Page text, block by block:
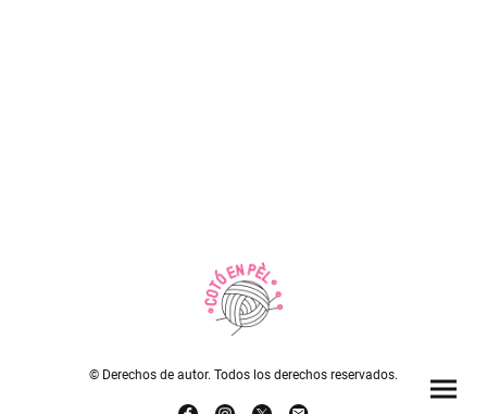
© Derechos de autor. Todos los derechos reservados.